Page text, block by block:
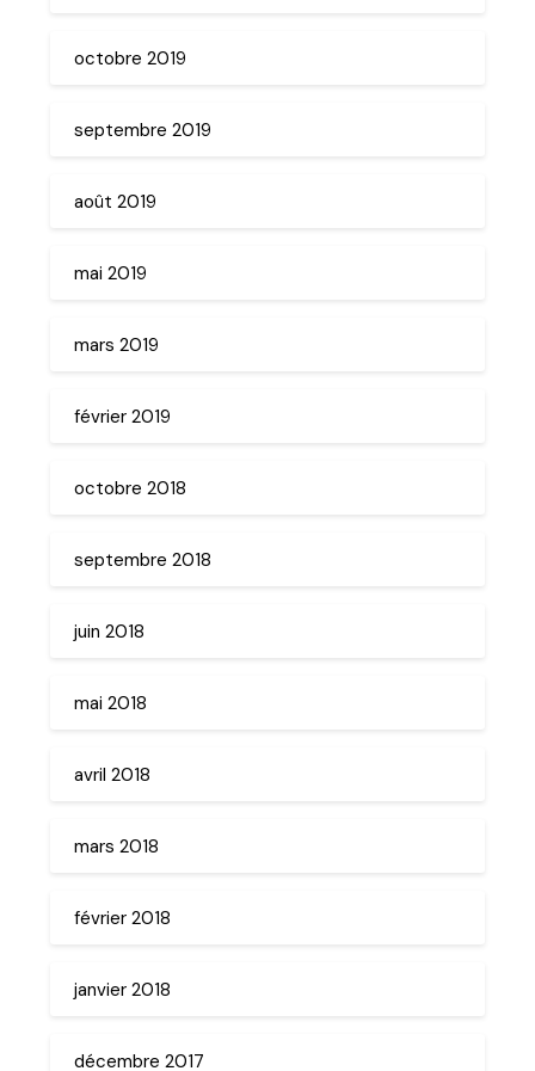
octobre 2019
septembre 2019
août 2019
mai 2019
mars 2019
février 2019
octobre 2018
septembre 2018
juin 2018
mai 2018
avril 2018
mars 2018
février 2018
janvier 2018
décembre 2017